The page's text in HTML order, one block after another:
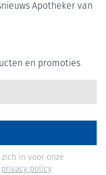
Apotheker van
en promoties
in voor onze
privacy policy.